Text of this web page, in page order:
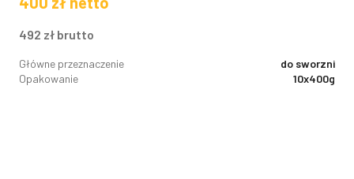
492 zł brutto
Główne przeznaczenie
do sworzni
Opakowanie
10x400g